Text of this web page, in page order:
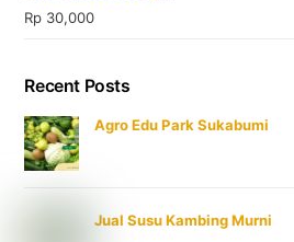
Rp 30,000
Recent Posts
Agro Edu Park Sukabumi
Jual Susu Kambing Murni